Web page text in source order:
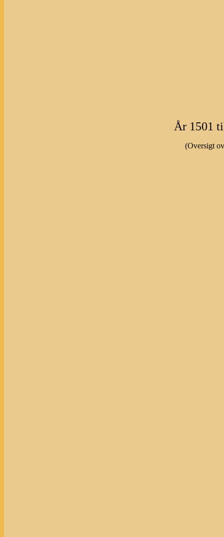
År 1501
(Oversigt